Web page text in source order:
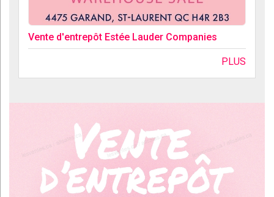
Vente d'entrepôt Estée Lauder Companies
PLUS